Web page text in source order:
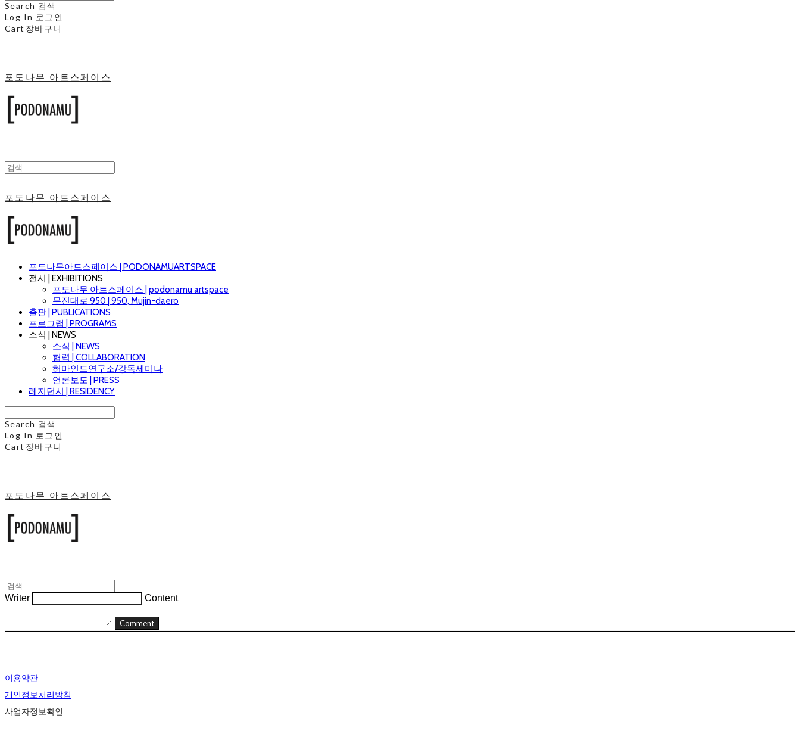
Search 검색
Log In 로그인
Cart 장바구니
포도나무 아트스페이스
포도나무 아트스페이스
포도나무아트스페이스 | PODONAMUARTSPACE
전시 | EXHIBITIONS
포도나무 아트스페이스 | podonamu artspace
무진대로 950 | 950, Mujin-daero
출판 | PUBLICATIONS
프로그램 | PROGRAMS
소식 | NEWS
소식 | NEWS
협력 | COLLABORATION
허마인드연구소/강독세미나
언론보도 | PRESS
레지던시 | RESIDENCY
Search 검색
Log In 로그인
Cart 장바구니
포도나무 아트스페이스
Writer Content
Comment
이용약관
개인정보처리방침
사업자정보확인